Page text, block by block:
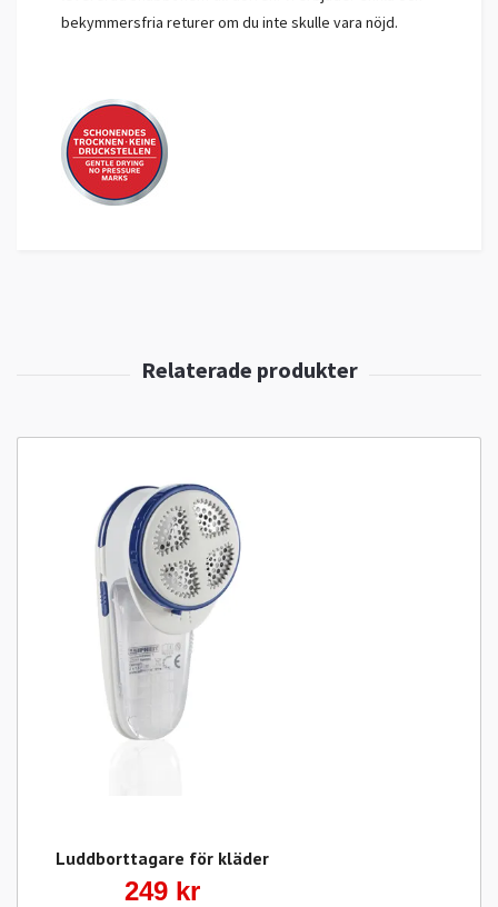
bekymmersfria returer om du inte skulle vara nöjd.
Luddborttagare för kläder
249 kr